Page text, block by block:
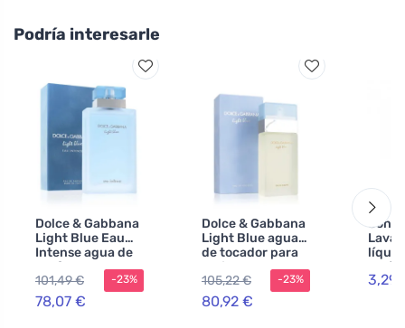
Podría interesarle
Dolce & Gabbana
Light Blue Eau
Intense agua de
perfume para
mujer 100 ml
101,49 €
78,07 €
-23%
Dolce & Gabbana
Light Blue agua
de tocador para
mujeres 200 ml
105,22 €
80,92 €
-23% 3,29